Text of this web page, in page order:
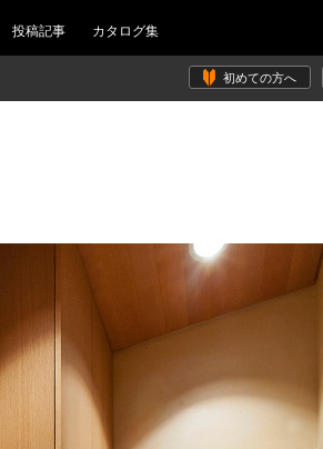
投稿記事 カタログ集
初めての方へ